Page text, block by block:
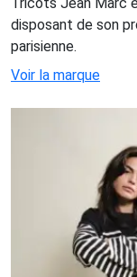
Tricots Jean Marc
disposant de son
parisienne.
Voir la marque